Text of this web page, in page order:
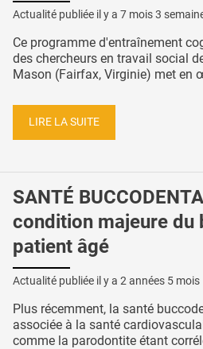
Actualité publiée il y a 7 mois 3
Ce programme d'entraînement
des chercheurs en travail social
Mason (Fairfax, Virginie) met en
LIRE LA SUITE
SANTÉ
condition majeure du
patient âgé
Actualité publiée il y a 2 années 5 mois
Plus récemment, la santé
associée à la santé
comme la parodontite étant